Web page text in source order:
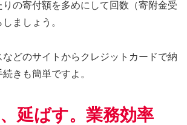
りの寄付額を多めにして回数（寄附金受
ましょう。
どのサイトからクレジットカードで納
きも簡単ですよ。
延ばす。業務効率